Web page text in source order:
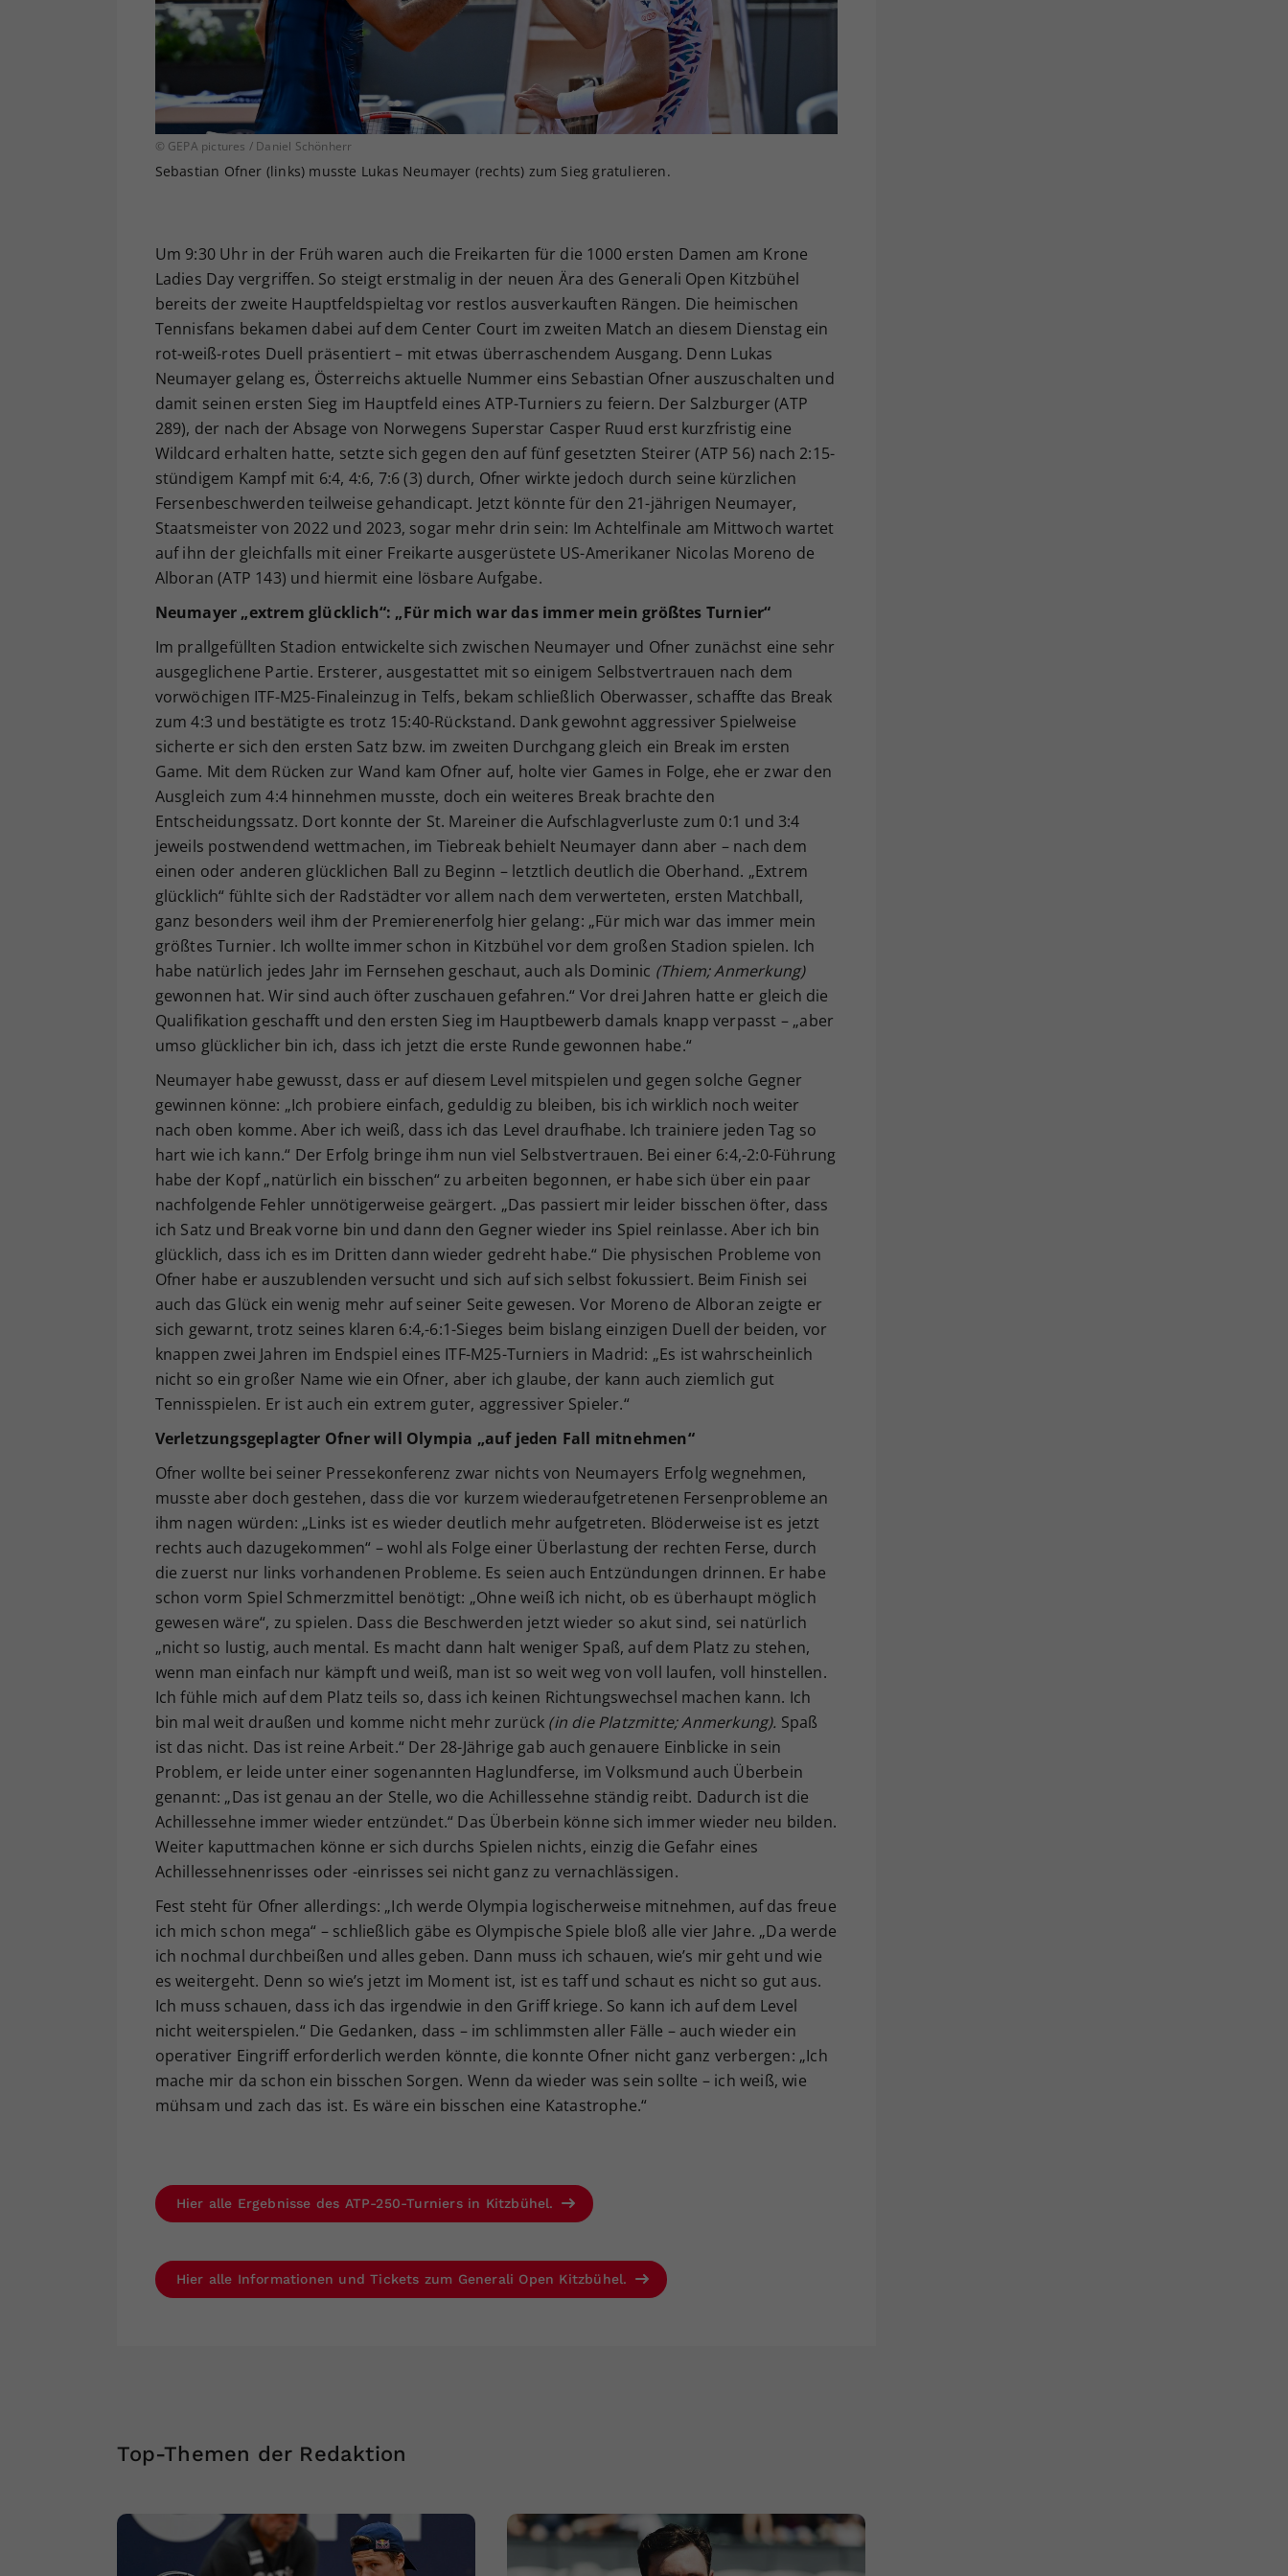
© GEPA pictures / Daniel Schönherr
Sebastian Ofner (links) musste Lukas Neumayer (rechts) zum Sieg gratulieren.
Um 9:30 Uhr in der Früh waren auch die Freikarten für die 1000 ersten Damen am Krone
Ladies Day vergriffen. So steigt erstmalig in der neuen Ära des Generali Open Kitzbühel
bereits der zweite Hauptfeldspieltag vor restlos ausverkauften Rängen. Die heimischen
Tennisfans bekamen dabei auf dem Center Court im zweiten Match an diesem Dienstag ein
rot-weiß-rotes Duell präsentiert – mit etwas überraschendem Ausgang. Denn Lukas
Neumayer gelang es, Österreichs aktuelle Nummer eins Sebastian Ofner auszuschalten und
damit seinen ersten Sieg im Hauptfeld eines ATP-Turniers zu feiern. Der Salzburger (ATP
289), der nach der Absage von Norwegens Superstar Casper Ruud erst kurzfristig eine
Wildcard erhalten hatte, setzte sich gegen den auf fünf gesetzten Steirer (ATP 56) nach 2:15-
stündigem Kampf mit 6:4, 4:6, 7:6 (3) durch, Ofner wirkte jedoch durch seine kürzlichen
Fersenbeschwerden teilweise gehandicapt. Jetzt könnte für den 21-jährigen Neumayer,
Staatsmeister von 2022 und 2023, sogar mehr drin sein: Im Achtelfinale am Mittwoch wartet
auf ihn der gleichfalls mit einer Freikarte ausgerüstete US-Amerikaner Nicolas Moreno de
Alboran (ATP 143) und hiermit eine lösbare Aufgabe.
Neumayer „extrem glücklich“: „Für mich war das immer mein größtes Turnier“
Im prallgefüllten Stadion entwickelte sich zwischen Neumayer und Ofner zunächst eine sehr
ausgeglichene Partie. Ersterer, ausgestattet mit so einigem Selbstvertrauen nach dem
vorwöchigen ITF-M25-Finaleinzug in Telfs, bekam schließlich Oberwasser, schaffte das Break
zum 4:3 und bestätigte es trotz 15:40-Rückstand. Dank gewohnt aggressiver Spielweise
sicherte er sich den ersten Satz bzw. im zweiten Durchgang gleich ein Break im ersten
Game. Mit dem Rücken zur Wand kam Ofner auf, holte vier Games in Folge, ehe er zwar den
Ausgleich zum 4:4 hinnehmen musste, doch ein weiteres Break brachte den
Entscheidungssatz. Dort konnte der St. Mareiner die Aufschlagverluste zum 0:1 und 3:4
jeweils postwendend wettmachen, im Tiebreak behielt Neumayer dann aber – nach dem
einen oder anderen glücklichen Ball zu Beginn – letztlich deutlich die Oberhand. „Extrem
glücklich“ fühlte sich der Radstädter vor allem nach dem verwerteten, ersten Matchball,
ganz besonders weil ihm der Premierenerfolg hier gelang: „Für mich war das immer mein
größtes Turnier. Ich wollte immer schon in Kitzbühel vor dem großen Stadion spielen. Ich
habe natürlich jedes Jahr im Fernsehen geschaut, auch als Dominic (Thiem; Anmerkung)
gewonnen hat. Wir sind auch öfter zuschauen gefahren.“ Vor drei Jahren hatte er gleich die
Qualifikation geschafft und den ersten Sieg im Hauptbewerb damals knapp verpasst – „aber
umso glücklicher bin ich, dass ich jetzt die erste Runde gewonnen habe.“
Neumayer habe gewusst, dass er auf diesem Level mitspielen und gegen solche Gegner
gewinnen könne: „Ich probiere einfach, geduldig zu bleiben, bis ich wirklich noch weiter
nach oben komme. Aber ich weiß, dass ich das Level draufhabe. Ich trainiere jeden Tag so
hart wie ich kann.“ Der Erfolg bringe ihm nun viel Selbstvertrauen. Bei einer 6:4,-2:0-Führung
habe der Kopf „natürlich ein bisschen“ zu arbeiten begonnen, er habe sich über ein paar
nachfolgende Fehler unnötigerweise geärgert. „Das passiert mir leider bisschen öfter, dass
ich Satz und Break vorne bin und dann den Gegner wieder ins Spiel reinlasse. Aber ich bin
glücklich, dass ich es im Dritten dann wieder gedreht habe.“ Die physischen Probleme von
Ofner habe er auszublenden versucht und sich auf sich selbst fokussiert. Beim Finish sei
auch das Glück ein wenig mehr auf seiner Seite gewesen. Vor Moreno de Alboran zeigte er
sich gewarnt, trotz seines klaren 6:4,-6:1-Sieges beim bislang einzigen Duell der beiden, vor
knappen zwei Jahren im Endspiel eines ITF-M25-Turniers in Madrid: „Es ist wahrscheinlich
nicht so ein großer Name wie ein Ofner, aber ich glaube, der kann auch ziemlich gut
Tennisspielen. Er ist auch ein extrem guter, aggressiver Spieler.“
Verletzungsgeplagter Ofner will Olympia „auf jeden Fall mitnehmen“
Ofner wollte bei seiner Pressekonferenz zwar nichts von Neumayers Erfolg wegnehmen,
musste aber doch gestehen, dass die vor kurzem wiederaufgetretenen Fersenprobleme an
ihm nagen würden: „Links ist es wieder deutlich mehr aufgetreten. Blöderweise ist es jetzt
rechts auch dazugekommen“ – wohl als Folge einer Überlastung der rechten Ferse, durch
die zuerst nur links vorhandenen Probleme. Es seien auch Entzündungen drinnen. Er habe
schon vorm Spiel Schmerzmittel benötigt: „Ohne weiß ich nicht, ob es überhaupt möglich
gewesen wäre“, zu spielen. Dass die Beschwerden jetzt wieder so akut sind, sei natürlich
„nicht so lustig, auch mental. Es macht dann halt weniger Spaß, auf dem Platz zu stehen,
wenn man einfach nur kämpft und weiß, man ist so weit weg von voll laufen, voll hinstellen.
Ich fühle mich auf dem Platz teils so, dass ich keinen Richtungswechsel machen kann. Ich
bin mal weit draußen und komme nicht mehr zurück (in die Platzmitte; Anmerkung). Spaß
ist das nicht. Das ist reine Arbeit.“ Der 28-Jährige gab auch genauere Einblicke in sein
Problem, er leide unter einer sogenannten Haglundferse, im Volksmund auch Überbein
genannt: „Das ist genau an der Stelle, wo die Achillessehne ständig reibt. Dadurch ist die
Achillessehne immer wieder entzündet.“ Das Überbein könne sich immer wieder neu bilden.
Weiter kaputtmachen könne er sich durchs Spielen nichts, einzig die Gefahr eines
Achillessehnenrisses oder -einrisses sei nicht ganz zu vernachlässigen.
Fest steht für Ofner allerdings: „Ich werde Olympia logischerweise mitnehmen, auf das freue
ich mich schon mega“ – schließlich gäbe es Olympische Spiele bloß alle vier Jahre. „Da werde
ich nochmal durchbeißen und alles geben. Dann muss ich schauen, wie’s mir geht und wie
es weitergeht. Denn so wie’s jetzt im Moment ist, ist es taff und schaut es nicht so gut aus.
Ich muss schauen, dass ich das irgendwie in den Griff kriege. So kann ich auf dem Level
nicht weiterspielen.“ Die Gedanken, dass – im schlimmsten aller Fälle – auch wieder ein
operativer Eingriff erforderlich werden könnte, die konnte Ofner nicht ganz verbergen: „Ich
mache mir da schon ein bisschen Sorgen. Wenn da wieder was sein sollte – ich weiß, wie
mühsam und zach das ist. Es wäre ein bisschen eine Katastrophe.“
Hier alle Ergebnisse des ATP-250-Turniers in Kitzbühel.
Hier alle Informationen und Tickets zum Generali Open Kitzbühel.
Top-Themen der Redaktion
Ihrer vorgenommen Einstellungen, falls der
Webseiten-Betreiber dies eingestellt hat.